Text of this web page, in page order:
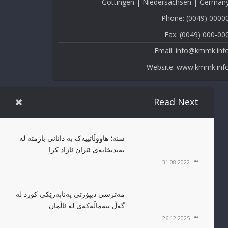
Phone: (0049)
Fax: (0049) 000-
Email:
Website:
Read Next
سنە؛ هاووڵاتییەک بە دانانی بارمتە لە
بەندیخانەی ئێران ئازاد کرا
31.08.2022
مەترسی دیپۆرتی پەنابەرێکی کورد لە
گەڵ بنەماڵەکەی لە ئاڵمان
26.12.2025